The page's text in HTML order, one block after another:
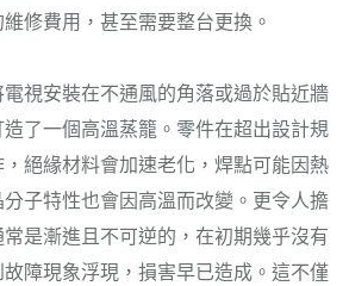
修費用，甚至需要整台更換。
視安裝在不通風的角落或過於貼近牆
了一個高溫蒸籠。零件在超出設計規
絕緣材料會加速老化，焊點可能因熱
子特性也會因高溫而改變。更令人擔
是漸進且不可逆的，在初期幾乎沒有
障現象浮現，損害早已造成。這不僅